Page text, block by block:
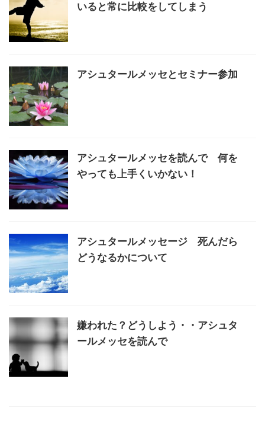
いると常に比較をしてしまう
アシュタールメッセとセミナー参加
アシュタールメッセを読んで 何を
やっても上手くいかない！
アシュタールメッセージ 死んだら
どうなるかについて
嫌われた？どうしよう・・アシュタ
ールメッセを読んで